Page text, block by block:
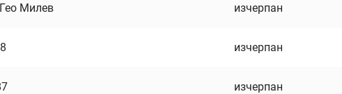
Милев изчерпан
изчерпан
изчерпан